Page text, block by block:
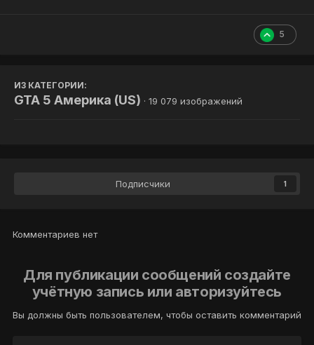
5
ИЗ КАТЕГОРИИ:
GTA 5 Америка (US) · 19 079 изображений
Подписчики 1
Комментариев нет
Для публикации сообщений создайте
учётную запись или авторизуйтесь
Вы должны быть пользователем, чтобы оставить комментарий